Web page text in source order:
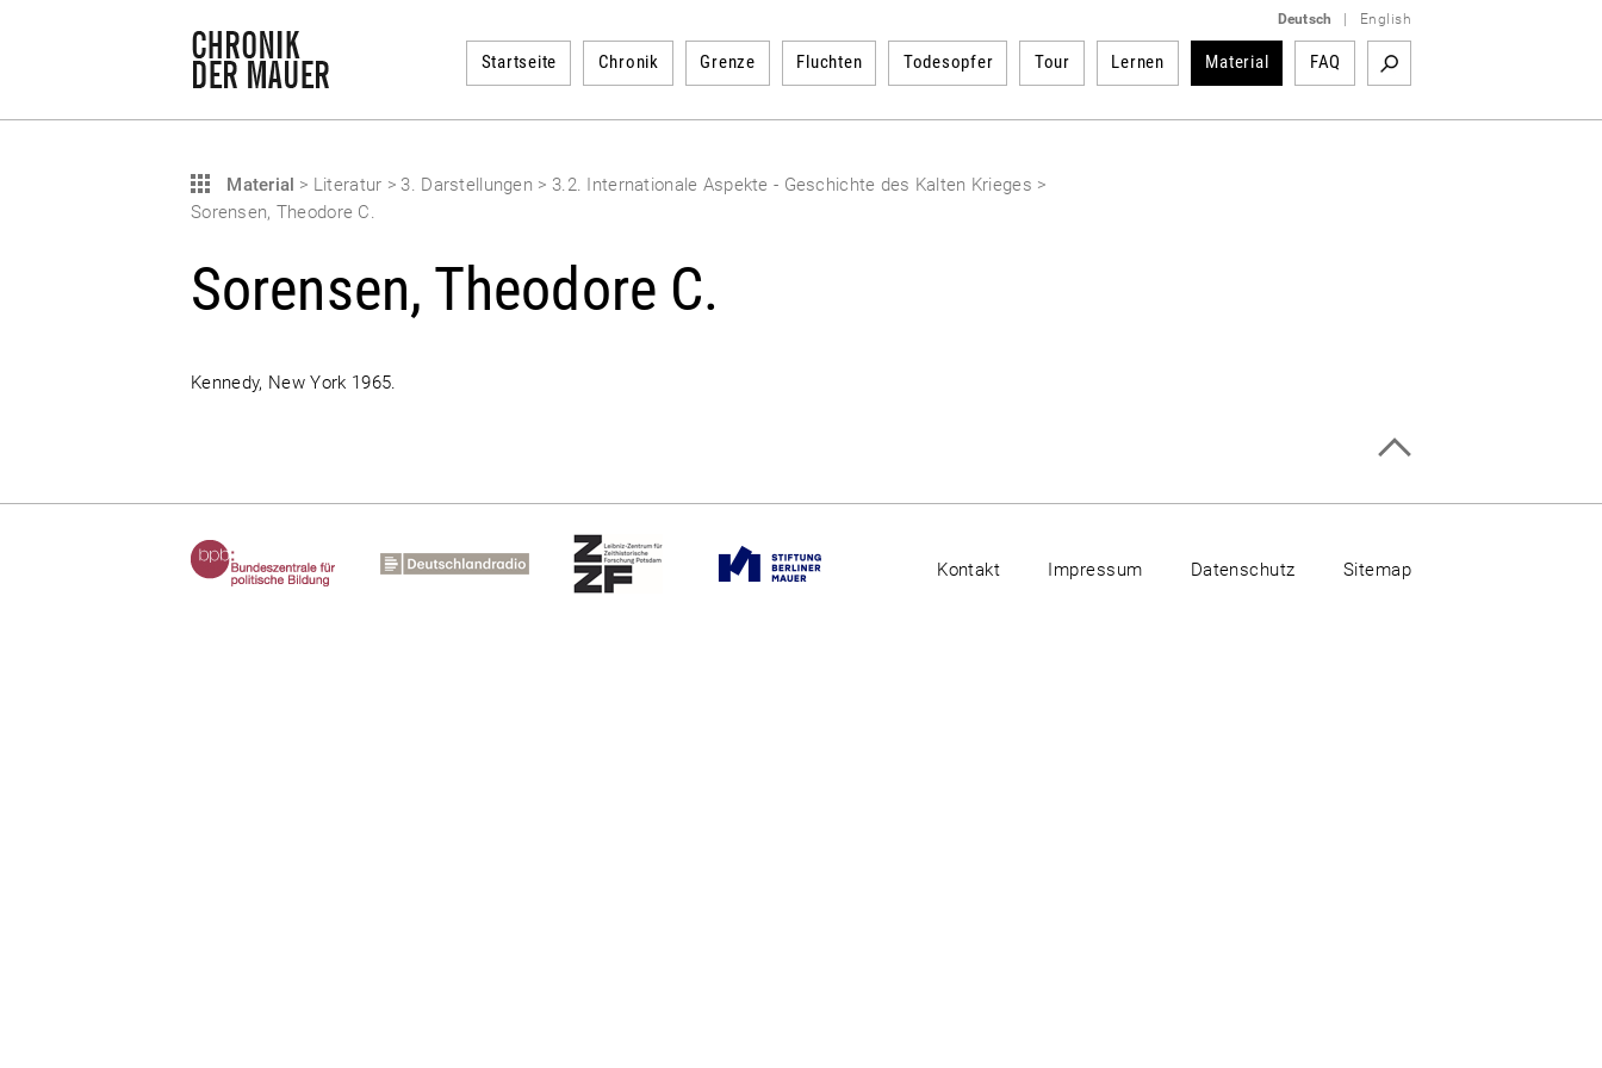
Deutsch English
Startseite Chronik Grenze Fluchten Todesopfer Tour Lernen Material FAQ
Material > Literatur > 3. Darstellungen > 3.2. Internationale Aspekte - Geschichte des Kalten Krieges >
Sorensen, Theodore C.
Sorensen, Theodore C.
Kennedy, New York 1965.
Kontakt Impressum Datenschutz Sitemap